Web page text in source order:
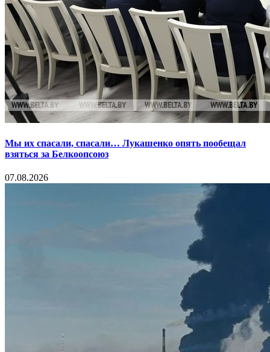
Мы их спасали, спасали… Лукашенко опять пообещал
взяться за Белкоопсоюз
07.08.2026